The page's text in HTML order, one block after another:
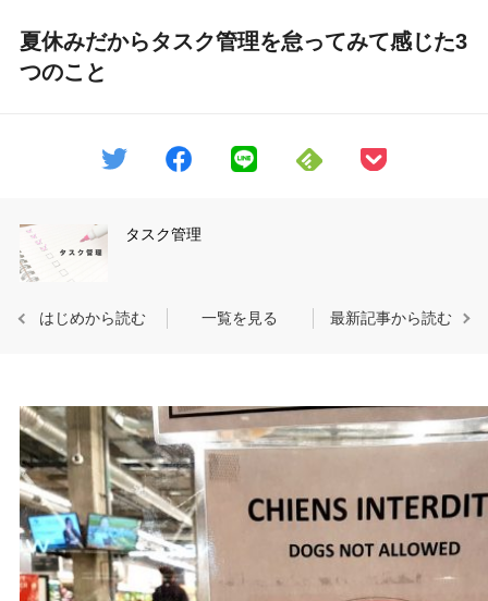
夏休みだからタスク管理を怠ってみて感じた3
つのこと
タスク管理
はじめから読む 一覧を見る 最新記事から読む